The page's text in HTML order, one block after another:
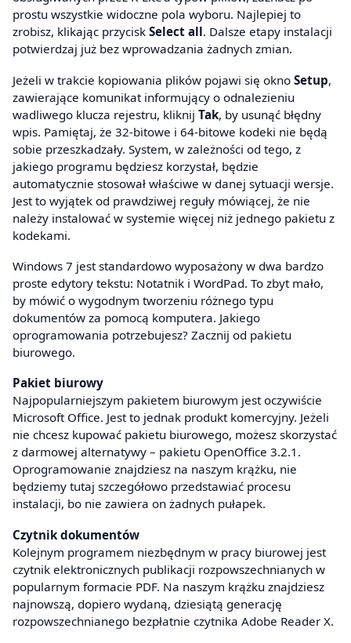
prostu wszystkie widoczne pola wyboru. Najlepiej to
zrobisz, klikając przycisk Select all. Dalsze etapy instalacji
potwierdzaj już bez wprowadzania żadnych zmian.
Jeżeli w trakcie kopiowania plików pojawi się okno Setup,
zawierające komunikat informujący o odnalezieniu
wadliwego klucza rejestru, kliknij Tak, by usunąć błędny
wpis. Pamiętaj, że 32-bitowe i 64-bitowe kodeki nie będą
sobie przeszkadzały. System, w zależności od tego, z
jakiego programu będziesz korzystał, będzie
automatycznie stosował właściwe w danej sytuacji wersje.
Jest to wyjątek od prawdziwej reguły mówiącej, że nie
należy instalować w systemie więcej niż jednego pakietu z
kodekami.
Windows 7 jest standardowo wyposażony w dwa bardzo
proste edytory tekstu: Notatnik i WordPad. To zbyt mało,
by mówić o wygodnym tworzeniu różnego typu
dokumentów za pomocą komputera. Jakiego
oprogramowania potrzebujesz? Zacznij od pakietu
biurowego.
Pakiet biurowy
Najpopularniejszym pakietem biurowym jest oczywiście
Microsoft Office. Jest to jednak produkt komercyjny. Jeżeli
nie chcesz kupować pakietu biurowego, możesz skorzystać
z darmowej alternatywy – pakietu OpenOffice 3.2.1.
Oprogramowanie znajdziesz na naszym krążku, nie
będziemy tutaj szczegółowo przedstawiać procesu
instalacji, bo nie zawiera on żadnych pułapek.
Czytnik dokumentów
Kolejnym programem niezbędnym w pracy biurowej jest
czytnik elektronicznych publikacji rozpowszechnianych w
popularnym formacie PDF. Na naszym krążku znajdziesz
najnowszą, dopiero wydaną, dziesiątą generację
rozpowszechnianego bezpłatnie czytnika Adobe Reader X.